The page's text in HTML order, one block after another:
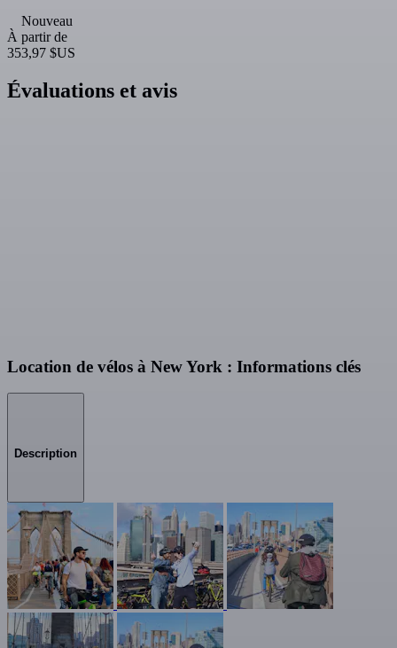
Nouveau
À partir de
353,97 $US
Évaluations et avis
Location de vélos à New York : Informations clés
Description